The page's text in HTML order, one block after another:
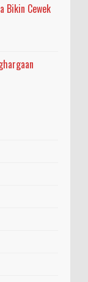
Bikin Cewek